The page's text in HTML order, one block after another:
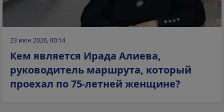
23 июн 2026, 00:14
Кем является Ирада Алиева,
руководитель маршрута, который
проехал по 75-летней женщине?